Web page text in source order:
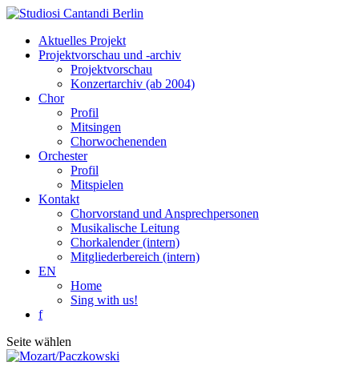
Aktuelles Projekt
Projektvorschau und -archiv
Projektvorschau
Konzertarchiv (ab 2004)
Chor
Profil
Mitsingen
Chorwochenenden
Orchester
Profil
Mitspielen
Kontakt
Chorvorstand und Ansprechpersonen
Musikalische Leitung
Chorkalender (intern)
Mitgliederbereich (intern)
EN
Home
Sing with us!
f
Seite wählen